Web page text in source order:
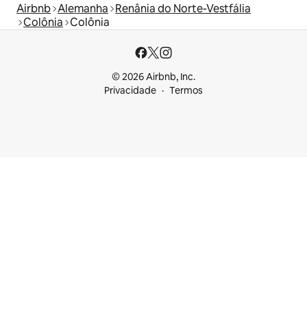
Airbnb Alemanha Renânia do Norte-Vestfália
Colônia Colônia
© 2026 Airbnb, Inc.
Privacidade
Termos